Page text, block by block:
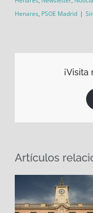
Henares, PSOE Madrid |
Artículos